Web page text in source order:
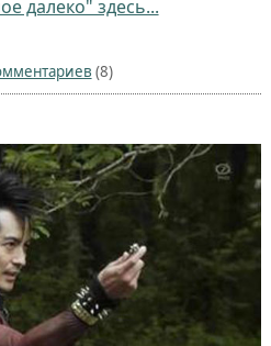
далеко" здесь...
(8)